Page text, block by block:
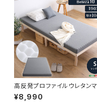
高反発プロファイルウレタン
トレス【Beleza10-ベレーザ・
ン-】(シングル) ORM-10S
¥8,990